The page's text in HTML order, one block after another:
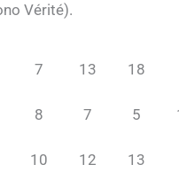
Vérité).
7 13 18
8 7 5
10 12 13